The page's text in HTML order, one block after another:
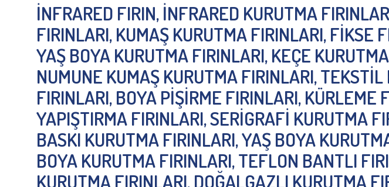
İNFRARED FIRIN, İNFRARED KURUTMA
FIRINLARI, KUMAŞ KURUTMA FIRINLARI, FİKSE
YAŞ BOYA KURUTMA FIRINLARI, KEÇE
NUMUNE KUMAŞ KURUTMA FIRINLARI,
FIRINLARI, BOYA PİŞİRME FIRINLARI, KÜRLEME
YAPIŞTIRMA FIRINLARI, SERİGRAFİ KURUTMA
BASKI KURUTMA FIRINLARI, YAŞ BOYA
BOYA KURUTMA FIRINLARI, TEFLON BANTLI
KURUTMA FIRINLARI, DOĞALGAZLI KURUTMA